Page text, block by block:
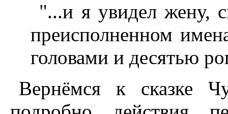
"...и я увидел жену,
преисполненном
головами и десятью
Вернёмся к сказке